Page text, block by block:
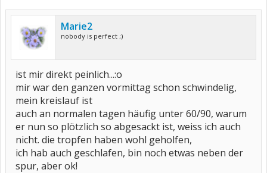
Marie2
nobody is perfect ;)
ist mir direkt peinlich...:o
mir war den ganzen vormittag schon schwindelig,
mein kreislauf ist
auch an normalen tagen häufig unter 60/90, warum
er nun so plötzlich so abgesackt ist, weiss ich auch
nicht. die tropfen haben wohl geholfen,
ich hab auch geschlafen, bin noch etwas neben der
spur, aber ok!